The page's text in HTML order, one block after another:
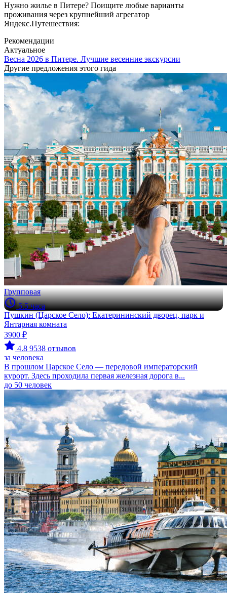
Нужно жилье в Питере? Поищите любые варианты
проживания через крупнейший агрегатор
Яндекс.Путешествия:
Рекомендации
Актуальное
Весна 2026 в Питере. Лучшие весенние экскурсии
Другие предложения этого гида
Групповая
5.5 часа
Пушкин (Царское Село): Екатерининский дворец, парк и
Янтарная комната
3900 ₽
4.8 9538 отзывов
за человека
В прошлом Царское Село — передовой императорский
курорт. Здесь проходила первая железная дорога в...
до 50 человек